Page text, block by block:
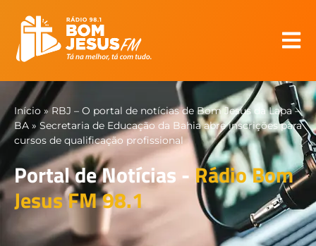
Início »RBJ – O portal de notícias de Bom Jesus da Lapa –
BA » Secretaria de Educação da Bahia abre inscrições para
cursos de qualificação profissional
Portal de Notícias -Rádio Bom
Jesus FM 98.1